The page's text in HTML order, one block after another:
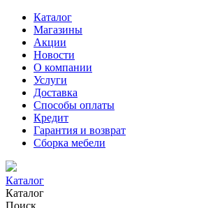
Каталог
Магазины
Акции
Новости
О компании
Услуги
Доставка
Способы оплаты
Кредит
Гарантия и возврат
Сборка мебели
Каталог
Каталог
Поиск